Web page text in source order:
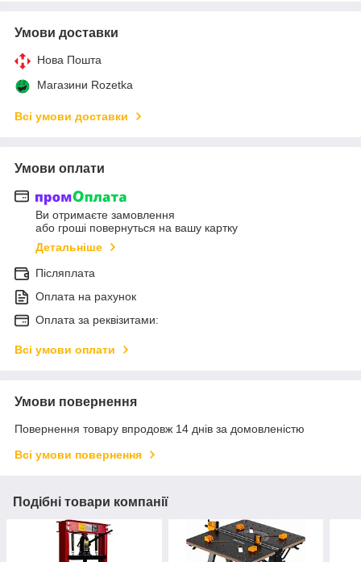
Умови доставки
Нова Пошта
Магазини Rozetka
Всі умови доставки
Умови оплати
Ви отримаєте замовлення
або гроші повернуться на вашу картку
Детальніше
Післяплата
Оплата на рахунок
Оплата за реквізитами:
Всі умови оплати
Умови повернення
Повернення товару впродовж 14 днів за домовленістю
Всі умови повернення
Подібні товари компанії